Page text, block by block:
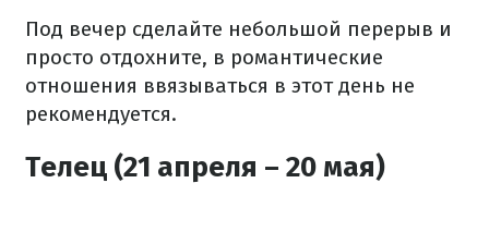
Под вечер сделайте небольшой перерыв и
просто отдохните, в романтические
отношения ввязываться в этот день не
рекомендуется.
Телец (21 апреля – 20 мая)